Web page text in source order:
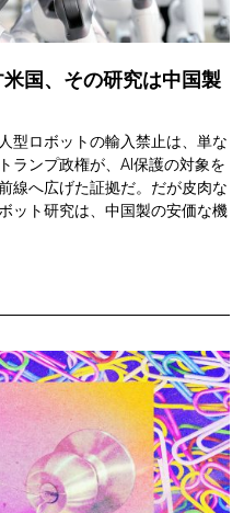
国、その研究は中国製
型ロボットの輸入禁止は、単な
ランプ政権が、AI保護の対象を
線へ広げた証拠だ。だが皮肉な
ット研究は、中国製の安価な機